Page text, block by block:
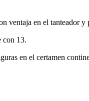
ventaja en el tanteador y
con 13.
en el certamen